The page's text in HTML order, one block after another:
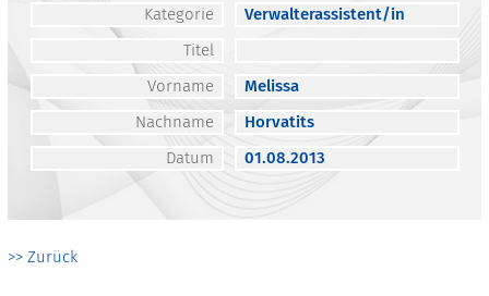
Kategorie
Verwalterassistent/in
Titel
Vorname
Melissa
Nachname
Horvatits
Datum
01.08.2013
>> Zurück